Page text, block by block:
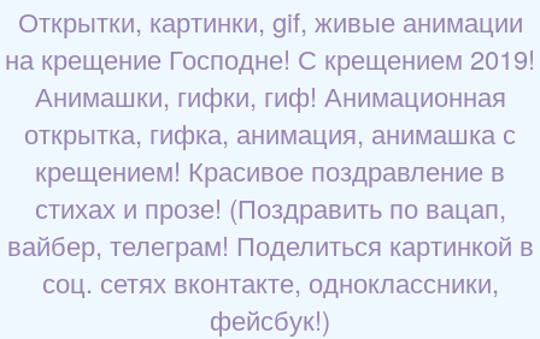
Открытки, картинки, gif, живые анимации
на крещение Господне! С крещением 2019!
Анимашки, гифки, гиф! Анимационная
открытка, гифка, анимация, анимашка с
крещением! Красивое поздравление в
стихах и прозе! (Поздравить по вацап,
вайбер, телеграм! Поделиться картинкой в
соц. сетях вконтакте, одноклассники,
фейсбук!)